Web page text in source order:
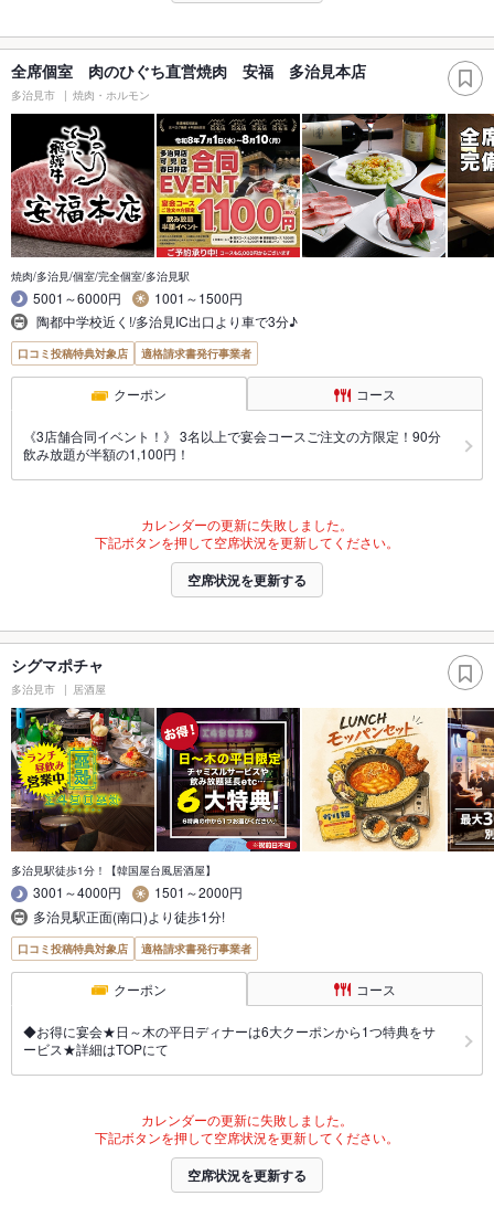
全席個室 肉のひぐち直営焼肉 安福 多治見本店
多治見市 焼肉・ホルモン
焼肉/多治見/個室/完全個室/多治見駅
5001～6000円
1001～1500円
陶都中学校近く!/多治見IC出口より車で3分♪
口コミ投稿特典対象店 適格請求書発行事業者
クーポン コース
《3店舗合同イベント！》 3名以上で宴会コースご注文の方限定！90分
飲み放題が半額の1,100円！
カレンダーの更新に失敗しました。
下記ボタンを押して空席状況を更新してください。
空席状況を更新する
シグマポチャ
多治見市 居酒屋
多治見駅徒歩1分！【韓国屋台風居酒屋】
3001～4000円
1501～2000円
多治見駅正面(南口)より徒歩1分!
口コミ投稿特典対象店 適格請求書発行事業者
クーポン コース
◆お得に宴会★日～木の平日ディナーは6大クーポンから1つ特典をサ
ービス★詳細はTOPにて
カレンダーの更新に失敗しました。
下記ボタンを押して空席状況を更新してください。
空席状況を更新する